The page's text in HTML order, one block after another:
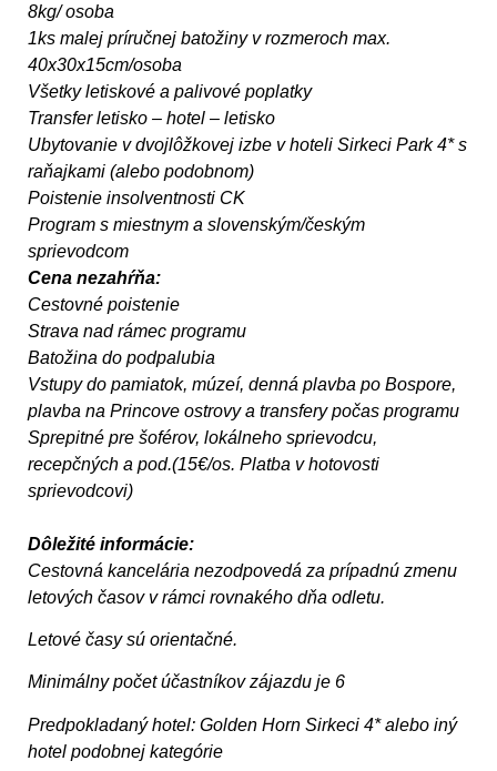
8kg/ osoba
1ks malej príručnej batožiny v rozmeroch max.
40x30x15cm/osoba
Všetky letiskové a palivové poplatky
Transfer letisko – hotel – letisko
Ubytovanie v dvojlôžkovej izbe v hoteli Sirkeci Park 4* s
raňajkami (alebo podobnom)
Poistenie insolventnosti CK
Program s miestnym a slovenským/českým
sprievodcom
Cena nezahŕňa:
Cestovné poistenie
Strava nad rámec programu
Batožina do podpalubia
Vstupy do pamiatok, múzeí, denná plavba po Bospore,
plavba na Princove ostrovy a transfery počas programu
Sprepitné pre šoférov, lokálneho sprievodcu,
recepčných a pod.(15€/os. Platba v hotovosti
sprievodcovi)
Dôležité informácie:
Cestovná kancelária nezodpovedá za prípadnú zmenu
letových časov v rámci rovnakého dňa odletu.
Letové časy sú orientačné.
Minimálny počet účastníkov zájazdu je 6
Predpokladaný hotel: Golden Horn Sirkeci 4* alebo iný
hotel podobnej kategórie